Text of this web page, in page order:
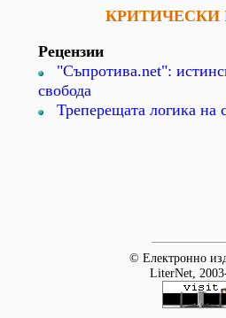
КРИТИЧЕСКИ
Рецензии
"Съпротива.net":
свобода
Треперещата логика на
© Електронно
LiterNet,